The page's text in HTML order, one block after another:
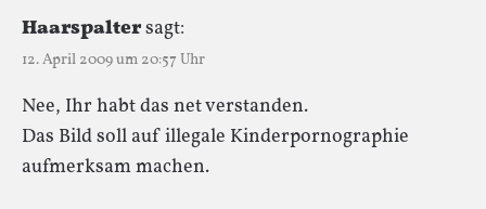
Haarspaltersagt:
12. April 2009 um 20:57 Uhr
Nee, Ihr habt das net verstanden.
Das Bild soll auf illegale Kinderpornographie
aufmerksam machen.